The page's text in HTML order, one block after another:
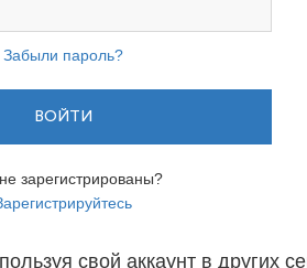
Забыли пароль?
ВОЙТИ
зарегистрированы?
свой аккаунт в других